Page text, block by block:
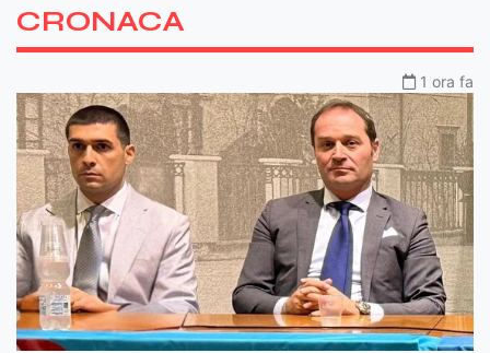
CRONACA
1 ora fa